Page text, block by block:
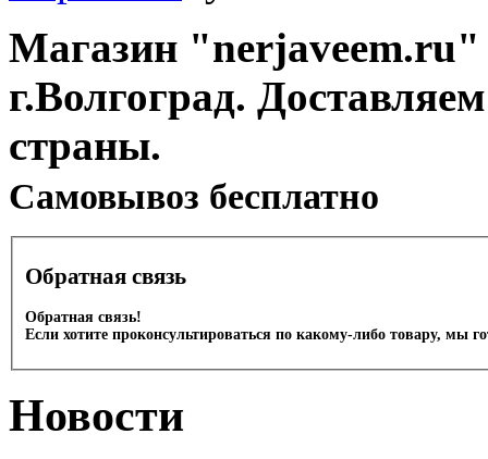
Магазин "nerjaveem.ru"
г.Волгоград.
страны.
Cамовывоз бесплатно
Обратная связь
Обратная связь!
Если хотите проконсультироваться по какому-либо товару, мы
Новости